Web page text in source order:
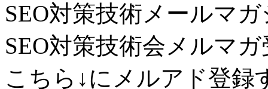
SEO対策技術メールマ
SEO対策技術会メルマ
こちら↓にメルアド登録